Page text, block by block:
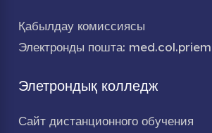
Қабылдау комиссиясы
Электронды пошта:
Элетрондық колледж
Сайт дистанционного обучения